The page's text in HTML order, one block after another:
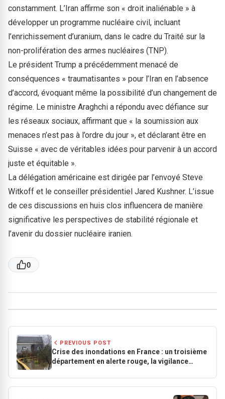
constamment. L’Iran affirme son « droit inaliénable » à
développer un programme nucléaire civil, incluant
l’enrichissement d’uranium, dans le cadre du Traité sur la
non-prolifération des armes nucléaires (TNP).
Le président Trump a précédemment menacé de
conséquences « traumatisantes » pour l’Iran en l’absence
d’accord, évoquant même la possibilité d’un changement de
régime. Le ministre Araghchi a répondu avec défiance sur
les réseaux sociaux, affirmant que « la soumission aux
menaces n’est pas à l’ordre du jour », et déclarant être en
Suisse « avec de véritables idées pour parvenir à un accord
juste et équitable ».
La délégation américaine est dirigée par l’envoyé Steve
Witkoff et le conseiller présidentiel Jared Kushner. L’issue
de ces discussions en huis clos influencera de manière
significative les perspectives de stabilité régionale et
l’avenir du dossier nucléaire iranien.
0
PREVIOUS POST
Crise des inondations en France : un troisième
département en alerte rouge, la vigilance